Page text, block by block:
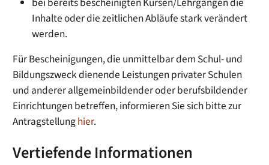
Inhalte oder die zeitlichen Abläufe stark verändert
werden.
Für Bescheinigungen, die unmittelbar dem Schul- und
Bildungszweck dienende Leistungen privater Schulen
und anderer allgemeinbildender oder berufsbildender
Einrichtungen betreffen, informieren Sie sich bitte zur
Antragstellunghier.
Vertiefende Informationen